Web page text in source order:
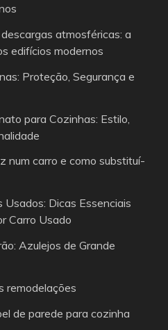
atmosféricas: a
edifícios modernos
Proteção, Segurança e
para Cozinhas: Estilo,
num carro e como substituí-
Usados: Dicas Essenciais
Carro Usado
Azulejos de Grande
remodelações
de parede para cozinha